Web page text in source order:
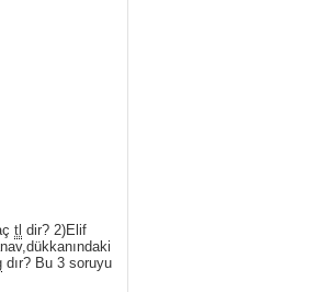
tl dir? 2)Elif
dır? Bu 3 soruyu